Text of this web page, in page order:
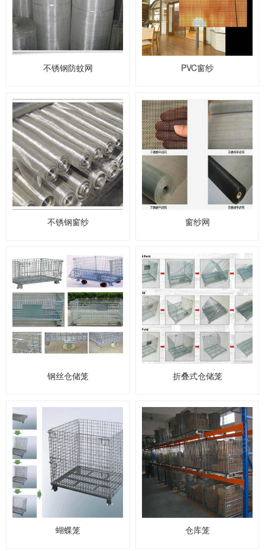
不锈钢防蚊网 PVC窗纱
不锈钢窗纱 窗纱网
钢丝仓储笼 折叠式仓储笼
蝴蝶笼 仓库笼